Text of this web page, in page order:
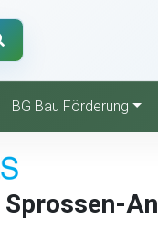
BG Bau Förderung